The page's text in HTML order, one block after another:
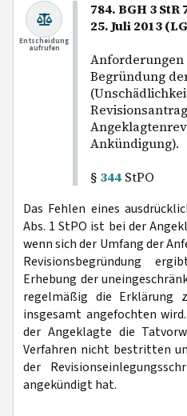
784. BGH 3
25. Juli 2013
Anforderungen
Begründung
Ankündigung).
§ 344 StPO
Entscheidung
aufrufen
Das Fehlen eines
Abs. 1 StPO ist bei der
wenn sich der Umfang der
Revisionsbegründung
Erhebung der
regelmäßig die Erklärung
insgesamt angefochten
der Angeklagte die
Verfahren nicht bestritten
der
angekündigt hat.